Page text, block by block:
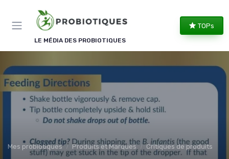
LE MÉDIA DES PROBIOTIQUES
TOPs
Mes probiotiques Produits et Marques Critiques de produits